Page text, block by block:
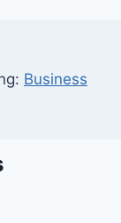
Business